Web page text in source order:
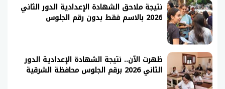
نتيجة ملاحق الشهادة الإعدادية الدور الثاني
2026 بالاسم فقط بدون رقم الجلوس
ظهرت الآن.. نتيجة الشهادة الإعدادية الدور
الثاني 2026 برقم الجلوس محافظة الشرقية